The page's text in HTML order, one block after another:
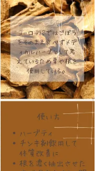
ド
ッ
ク
（ご
ぼ
う）)